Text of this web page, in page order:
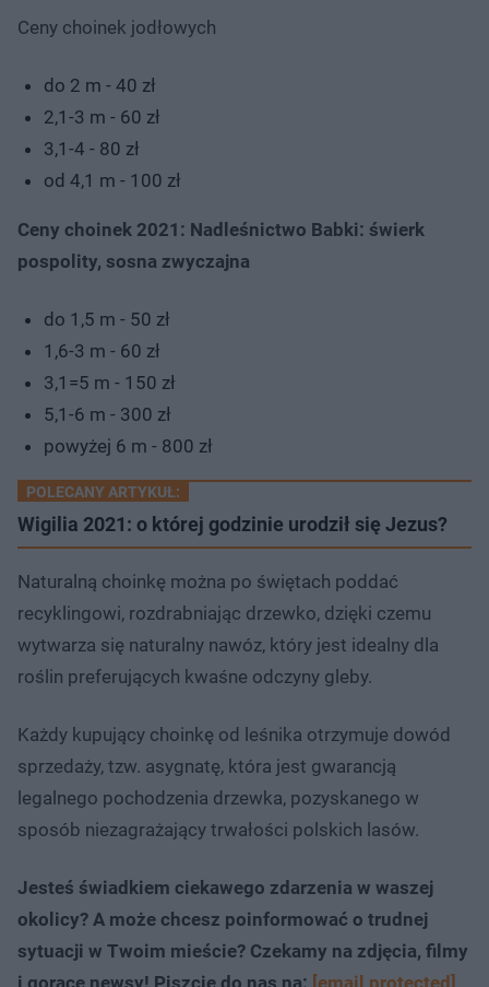
Ceny choinek jodłowych
do 2 m - 40 zł
2,1-3 m - 60 zł
3,1-4 - 80 zł
od 4,1 m - 100 zł
Ceny choinek 2021: Nadleśnictwo Babki: świerk
pospolity, sosna zwyczajna
do 1,5 m - 50 zł
1,6-3 m - 60 zł
3,1=5 m - 150 zł
5,1-6 m - 300 zł
powyżej 6 m - 800 zł
POLECANY ARTYKUŁ:
Wigilia 2021: o której godzinie urodził się Jezus?
Naturalną choinkę można po świętach poddać
recyklingowi, rozdrabniając drzewko, dzięki czemu
wytwarza się naturalny nawóz, który jest idealny dla
roślin preferujących kwaśne odczyny gleby.
Każdy kupujący choinkę od leśnika otrzymuje dowód
sprzedaży, tzw. asygnatę, która jest gwarancją
legalnego pochodzenia drzewka, pozyskanego w
sposób niezagrażający trwałości polskich lasów.
Jesteś świadkiem ciekawego zdarzenia w waszej
okolicy? A może chcesz poinformować o trudnej
sytuacji w Twoim mieście? Czekamy na zdjęcia, filmy
i gorące newsy! Piszcie do nas na: [email protected]